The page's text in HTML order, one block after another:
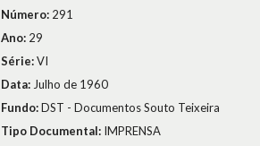
Número: 291
Ano: 29
Série:VI
Data: Julho de 1960
Fundo:DST - Documentos Souto Teixeira
Tipo Documental: IMPRENSA